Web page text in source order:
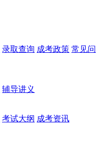
录取查询 成考政策 常见问
辅导讲义
考试大纲 成考资讯